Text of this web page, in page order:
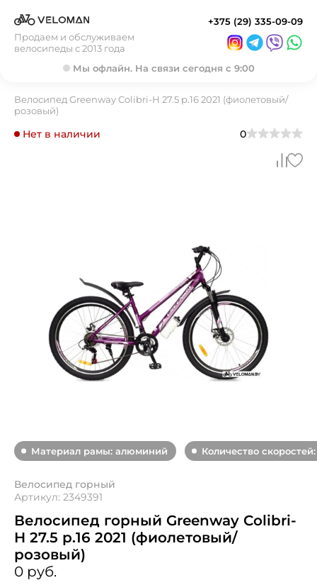
Продаем и обслуживаем
велосипеды с 2013 года
+375 (29) 335-09-09
Мы офлайн. На связи сегодня с 9:00
Велосипед Greenway Colibri-H 27.5 р.16 2021 (фиолетовый/
розовый)
Нет в наличии 0
Материал рамы: алюминий Количество скоростей:
Велосипед горный
Артикул: 2349391
Велосипед горный Greenway Colibri-
H 27.5 р.16 2021 (фиолетовый/
розовый)
0 руб.